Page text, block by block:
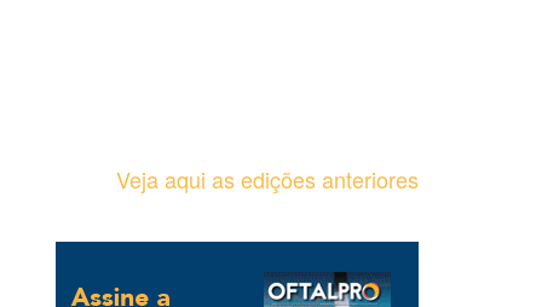
Veja aqui as edições anteriores